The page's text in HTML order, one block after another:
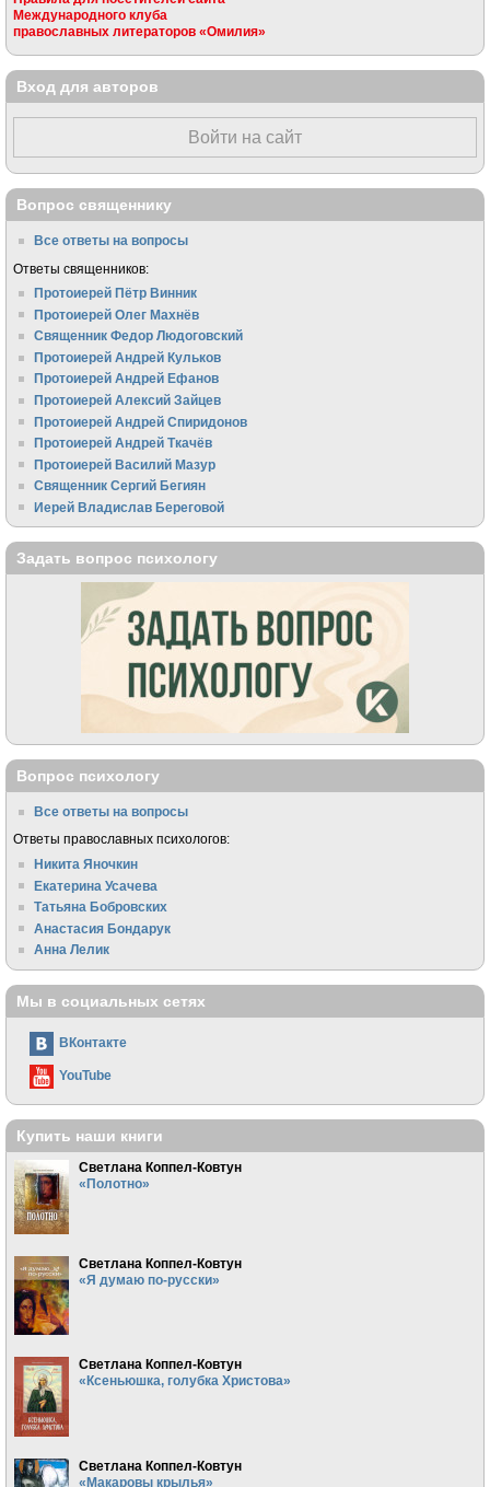
Международного клуба
православных литераторов «Омилия»
Вход для авторов
Войти на сайт
Вопрос священнику
Все ответы на вопросы
Ответы священников:
Протоиерей Пётр Винник
Протоиерей Олег Махнёв
Священник Федор Людоговский
Протоиерей Андрей Кульков
Протоиерей Андрей Ефанов
Протоиерей Алексий Зайцев
Протоиерей Андрей Спиридонов
Протоиерей Андрей Ткачёв
Протоиерей Василий Мазур
Священник Сергий Бегиян
Иерей Владислав Береговой
Задать вопрос психологу
Вопрос психологу
Все ответы на вопросы
Ответы православных психологов:
Никита Яночкин
Екатерина Усачева
Татьяна Бобровских
Анастасия Бондарук
Анна Лелик
Мы в социальных сетях
ВКонтакте
YouTube
Купить наши книги
Светлана Коппел-Ковтун
«Полотно»
Светлана Коппел-Ковтун
«Я думаю по-русски»
Светлана Коппел-Ковтун
«Ксеньюшка, голубка Христова»
Светлана Коппел-Ковтун
«Макаровы крылья»